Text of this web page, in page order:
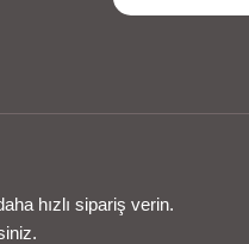
hızlı sipariş verin.